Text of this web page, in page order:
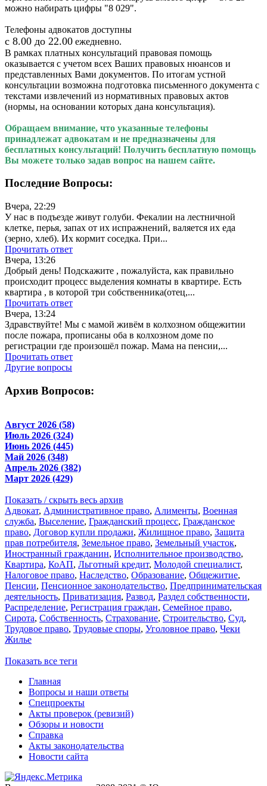
можно набирать цифры "8 029".
Телефоны адвокатов доступны
с 8.00 до 22.00 ежедневно.
В рамках платных консультаций правовая помощь
оказывается с учетом всех Ваших правовых нюансов и
представленных Вами документов. По итогам устной
консультации возможна подготовка письменного документа с
текстами извлечений из нормативных правовых актов
(нормы, на основании которых дана консультация).
Обращаем внимание, что указанные телефоны
принадлежат адвокатам и не предназначены для
бесплатных консультаций! Получить бесплатную помощь
Вы можете только задав вопрос на нашем сайте.
Последние Вопросы:
Вчера, 22:29
У нас в подъезде живут голуби. Фекалии на лестничной
клетке, перья, запах от их испражнений, валяется их еда
(зерно, хлеб). Их кормит соседка. При...
Прочитать ответ
Вчера, 13:26
Добрый день! Подскажите , пожалуйста, как правильно
происходит процесс выделения комнаты в квартире. Есть
квартира , в которой три собственника(отец,...
Прочитать ответ
Вчера, 13:24
Здравствуйте! Мы с мамой живём в колхозном общежитии
после пожара, прописаны оба в колхозном доме по
регистрации где произошёл пожар. Мама на пенсии,...
Прочитать ответ
Другие вопросы
Архив Вопросов:
Август 2026 (58)
Июль 2026 (324)
Июнь 2026 (445)
Май 2026 (348)
Апрель 2026 (382)
Март 2026 (429)
Показать / скрыть весь архив
Адвокат, Административное право, Алименты, Военная
служба, Выселение, Гражданский процесс, Гражданское
право, Договор купли продажи, Жилищное право, Защита
прав потребителя, Земельное право, Земельный участок,
Иностранный гражданин, Исполнительное производство,
Квартира, КоАП, Льготный кредит, Молодой специалист,
Налоговое право, Наследство, Образование, Общежитие,
Пенсии, Пенсионное законодательство, Предпринимательская
деятельность, Приватизация, Развод, Раздел собственности,
Распределение, Регистрация граждан, Семейное право,
Сирота, Собственность, Страхование, Строительство, Суд,
Трудовое право, Трудовые споры, Уголовное право, Чеки
Жилье
Показать все теги
Главная
Вопросы и наши ответы
Спецпроекты
Акты проверок (ревизий)
Обзоры и новости
Справка
Акты законодательства
Новости сайта